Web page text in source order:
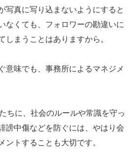
写真に写り込まないようにすると
なくても、フォロワーの勘違いに
しまうことはありますから。
意味でも、事務所によるマネジメ
ちに、社会のルールや常識を守っ
謗中傷などを防ぐには、やはり会
ントすることも大切です。